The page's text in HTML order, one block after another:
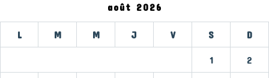
août 2026
L M M J V S D
1 2